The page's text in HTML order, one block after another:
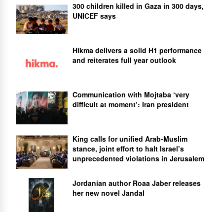
300 children killed in Gaza in 300 days,
UNICEF says
Hikma delivers a solid H1 performance
and reiterates full year outlook
Communication with Mojtaba ‘very
difficult at moment’: Iran president
King calls for unified Arab-Muslim
stance, joint effort to halt Israel’s
unprecedented violations in Jerusalem
Jordanian author Roaa Jaber releases
her new novel Jandal